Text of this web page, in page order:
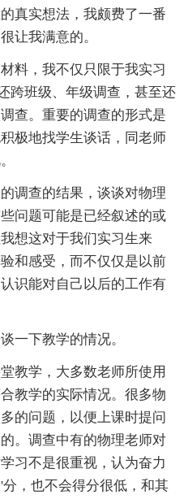
真实想法，我颇费了一番
让我满意的。
，我不仅只限于我实习
跨班级、年级调查，甚至还
查。重要的调查的形式是
极地找学生谈话，同老师
查的结果，谈谈对物理
问题可能是已经叙述的或
想这对于我们实习生来
和感受，而不仅仅是以前
识能对自己以后的工作有
下教学的情况。
学，大多数老师所使用
教学的实际情况。很多物
的问题，以便上课时提问
。调查中有的物理老师对
习不是很重视，认为奋力
，也不会得分很低，和其